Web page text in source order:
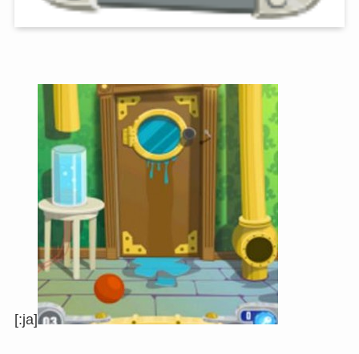
[:ja]